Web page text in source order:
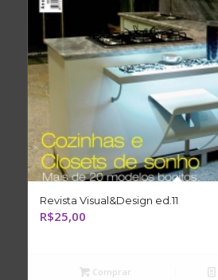
Revista Visual&Design ed.11
R$25,00
Comprar